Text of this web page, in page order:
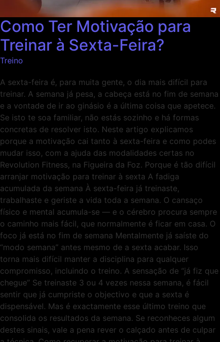
Como Ter Motivação para
Treinar à Sexta-Feira?
Treino
A sexta-feira é, para muita gente, o dia mais difícil para
treinar. A semana já pesa, a cabeça está no fim de semana
e a vontade de ir ao ginásio é a última coisa que apetece.
Se isto te soa familiar, não estás sozinho e há formas
concretas de resolver isto. Neste artigo explicamos
porque a motivação cai tanto à sexta-feira e como podes
mudar isso, com a ajuda das modalidades certas no
Revolution Fitness, na Figueira da Foz. Porque é tão difícil
arranjar motivação para treinar à sexta A fadiga
acumulada da semana À sexta-feira já treinaste,
trabalhaste e geriste a vida toda a semana. O cansaço
físico e mental acumula-se — e o cérebro procura sempre
o caminho mais fácil, que normalmente é ficar em casa. O
foco já está no fim de semana Mentalmente já saíste do
“modo semana” antes mesmo de a sexta acabar. Isso
torna mais difícil manter a disciplina para qualquer
compromisso, incluindo o treino. A sensação de “já fiz que
chegue” Se treinaste 3 ou 4 vezes nessa semana, é fácil
sentir que já cumpriste o objectivo e que a sexta é
dispensável. Mas é exactamente esse último treino que
consolida os resultados da semana. Se reconheces algum
destes sinais, vale a pena rever o calçado antes de culpar